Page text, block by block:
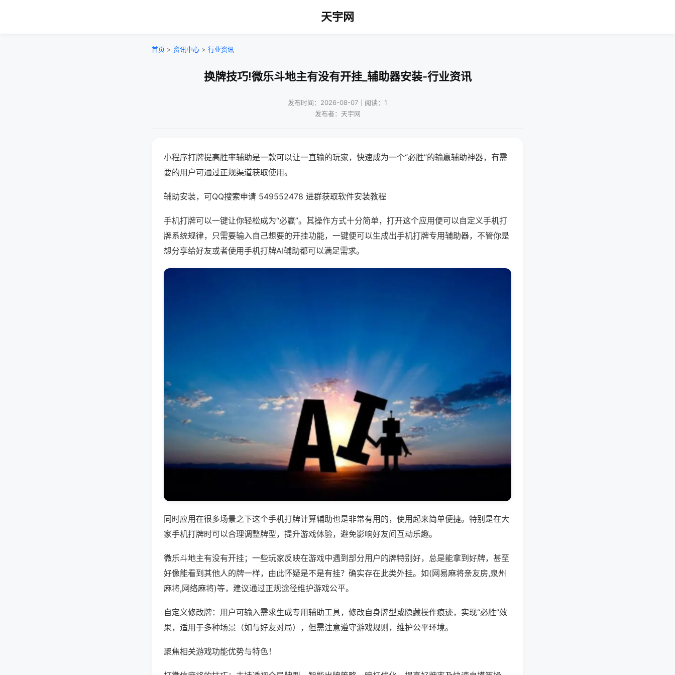
天宇网
首页 > 资讯中心 > 行业资讯
换牌技巧!微乐斗地主有没有开挂_辅助器安装-行业资讯
发布时间：2026-08-07｜阅读：1
发布者：天宇网
小程序打牌提高胜率辅助是一款可以让一直输的玩家，快速成为一个“必胜”的输赢辅助神器，有需
要的用户可通过正规渠道获取使用。
辅助安装，可QQ搜索申请 549552478 进群获取软件安装教程
手机打牌可以一键让你轻松成为“必赢”。其操作方式十分简单，打开这个应用便可以自定义手机打
牌系统规律，只需要输入自己想要的开挂功能，一键便可以生成出手机打牌专用辅助器，不管你是
想分享给好友或者使用手机打牌AI辅助都可以满足需求。
同时应用在很多场景之下这个手机打牌计算辅助也是非常有用的，使用起来简单便捷。特别是在大
家手机打牌时可以合理调整牌型，提升游戏体验，避免影响好友间互动乐趣。
微乐斗地主有没有开挂；一些玩家反映在游戏中遇到部分用户的牌特别好，总是能拿到好牌，甚至
好像能看到其他人的牌一样，由此怀疑是不是有挂？确实存在此类外挂。如(网易麻将亲友房,泉州
麻将,网络麻将)等，建议通过正规途径维护游戏公平。
自定义修改牌：用户可输入需求生成专用辅助工具，修改自身牌型或隐藏操作痕迹，实现“必胜”效
果，适用于多种场景（如与好友对局），但需注意遵守游戏规则，维护公平环境。
聚焦相关游戏功能优势与特色！